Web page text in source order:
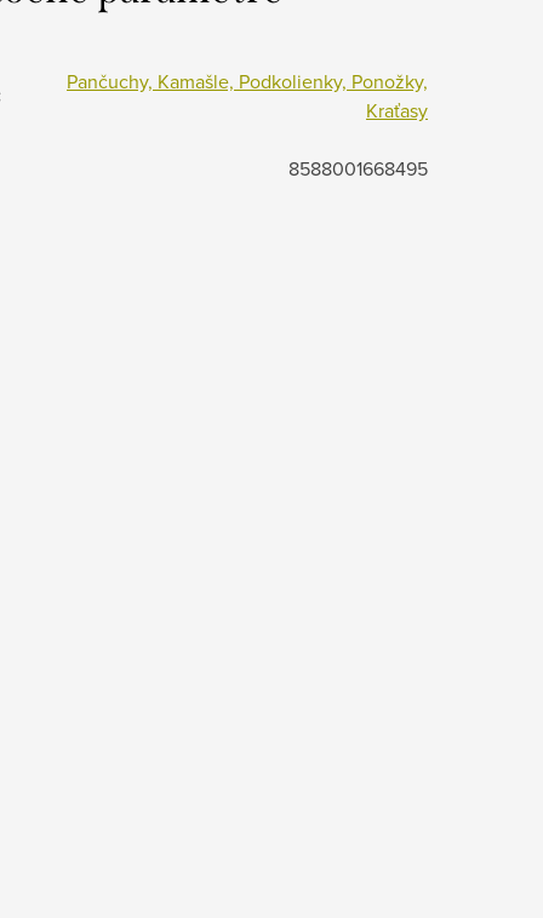
Pančuchy, Kamašle, Podkolienky, Ponožky,
Kraťasy
8588001668495